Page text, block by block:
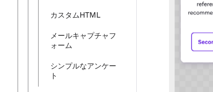
カスタムHTML
メールキャプチャフ
ォーム
シンプルなアンケー
ト